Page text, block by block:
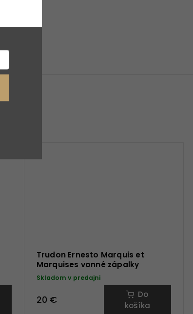
Trudon Ernesto Marquis et
Marquises vonné zápalky
Skladom v predajni
20 €
Do
košíka